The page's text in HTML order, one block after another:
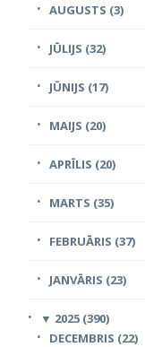
AUGUSTS (3)
JŪLIJS (32)
JŪNIJS (17)
MAIJS (20)
APRĪLIS (20)
MARTS (35)
FEBRUĀRIS (37)
JANVĀRIS (23)
▼ 2025 (390)
DECEMBRIS (22)